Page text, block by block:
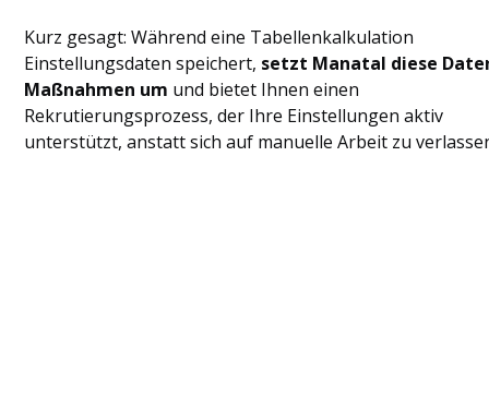
Kurz gesagt: Während eine Tabellenkalkulation
Einstellungsdaten speichert, setzt Manatal diese
Maßnahmen um und bietet Ihnen einen
Rekrutierungsprozess, der Ihre Einstellungen aktiv
unterstützt, anstatt sich auf manuelle Arbeit zu